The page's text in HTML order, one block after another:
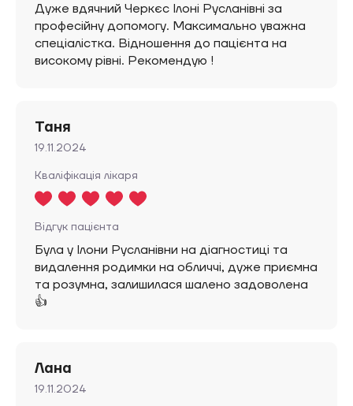
Дуже вдячний Черкєс Ілоні Русланівні за
професійну допомогу. Максимально уважна
спеціалістка. Відношення до пацієнта на
високому рівні. Рекомендую !
Таня
19.11.2024
Кваліфікація лікаря
Відгук пацієнта
Була у Ілони Русланівни на діагностиці та
видалення родимки на обличчі, дуже приємна
та розумна, залишилася шалено задоволена
👍
Лана
19.11.2024